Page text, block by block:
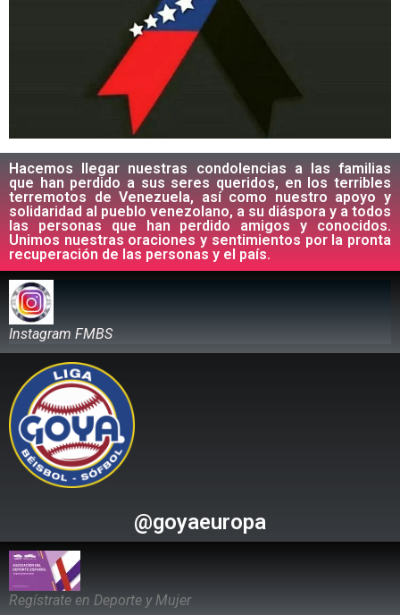
Hacemos llegar nuestras condolencias a las familias
que han perdido a sus seres queridos, en los terribles
terremotos de Venezuela, así como nuestro apoyo y
solidaridad al pueblo venezolano, a su diáspora y a todos
las personas que han perdido amigos y conocidos.
Unimos nuestras oraciones y sentimientos por la pronta
recuperación de las personas y el país.
Instagram FMBS
@goyaeuropa
Regístrate en Deporte y Mujer